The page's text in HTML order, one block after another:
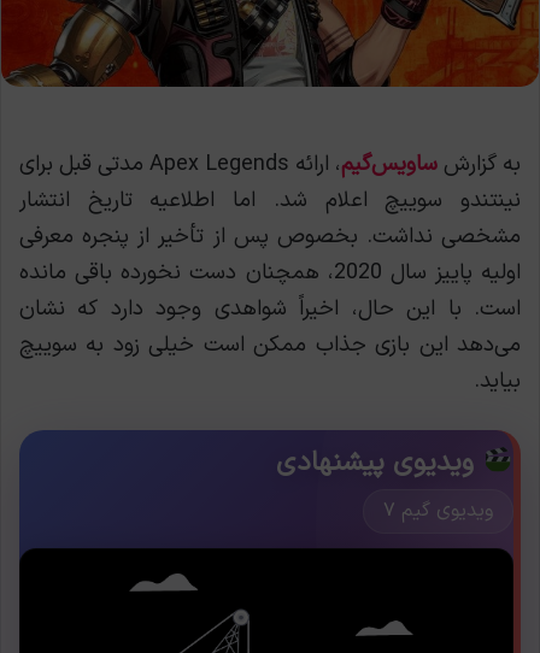
به گزارشساویس‌گیم
، ارائه Apex Legends مدتی قبل برای
نینتندو سوییچ اعلام شد. اما اطلاعیه تاریخ انتشار
مشخصی نداشت. بخصوص پس از تأخیر از پنجره معرفی
اولیه پاییز سال 2020، همچنان دست نخورده باقی مانده
است. با این حال، اخیراً شواهدی وجود دارد که نشان
می‌دهد این بازی جذاب ممکن است خیلی زود به سوییچ
بیاید.
ویدیوی پیشنهادی
ویدیوی گیم ۷